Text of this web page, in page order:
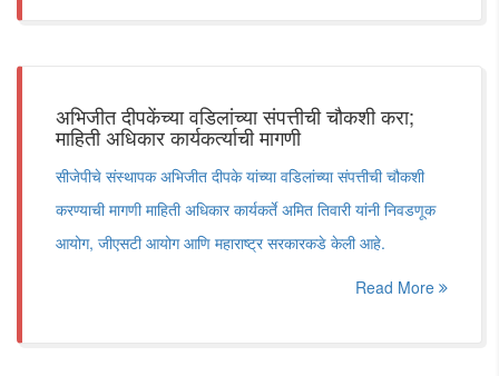
अभिजीत दीपकेंच्या वडिलांच्या संपत्तीची चौकशी करा;
माहिती अधिकार कार्यकर्त्याची मागणी
सीजेपीचे संस्थापक अभिजीत दीपके यांच्या वडिलांच्या संपत्तीची चौकशी
करण्याची मागणी माहिती अधिकार कार्यकर्ते अमित तिवारी यांनी निवडणूक
आयोग, जीएसटी आयोग आणि महाराष्ट्र सरकारकडे केली आहे.
Read More